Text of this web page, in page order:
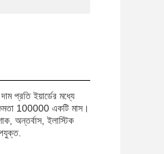
প্রতি ইয়ার্ডের মধ্যে
100000 একটি মাস।
অন্তর্বাস, ইলাস্টিক